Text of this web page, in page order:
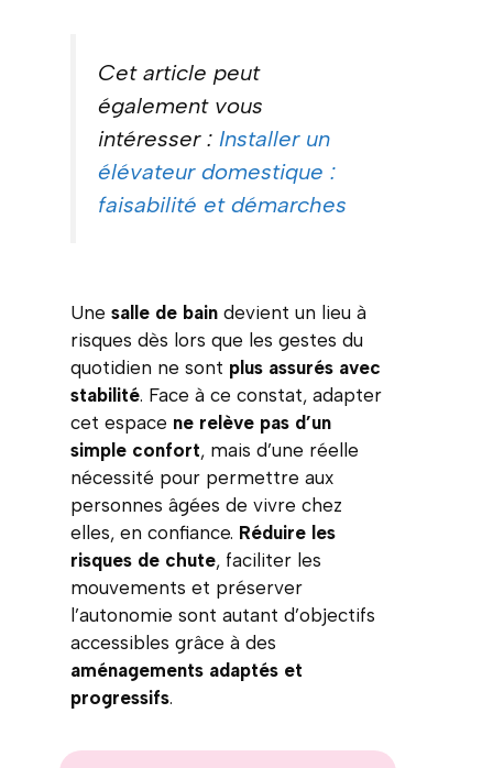
Cet article peut
également vous
intéresser : Installer un
élévateur domestique :
faisabilité et démarches
Une salle de baindevient un lieu à
risques dès lors que les gestes du
quotidien ne sont plus assurés avec
stabilité. Face à ce constat, adapter
cet espace ne relève pas d’un
simple confort, mais d’une réelle
nécessité pour permettre aux
personnes âgées de vivre chez
elles, en confiance. Réduire les
risques de chute, faciliter les
mouvements et préserver
l’autonomie sont autant d’objectifs
accessibles grâce à des
aménagements adaptés et
progressifs.